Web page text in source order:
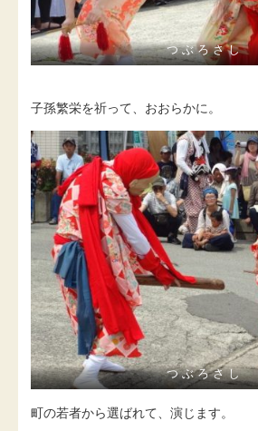
つ ぶ ろ さ し
子孫繁栄を祈って、おおらかに。
つ ぶ ろ さ し
町の若者から選ばれて、演じます。